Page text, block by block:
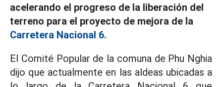
acelerando el progreso de la liberación del
terreno para el proyecto de mejora de la
Carretera Nacional 6.
El Comité Popular de la comuna de Phu Nghia
dijo que actualmente en las aldeas ubicadas a